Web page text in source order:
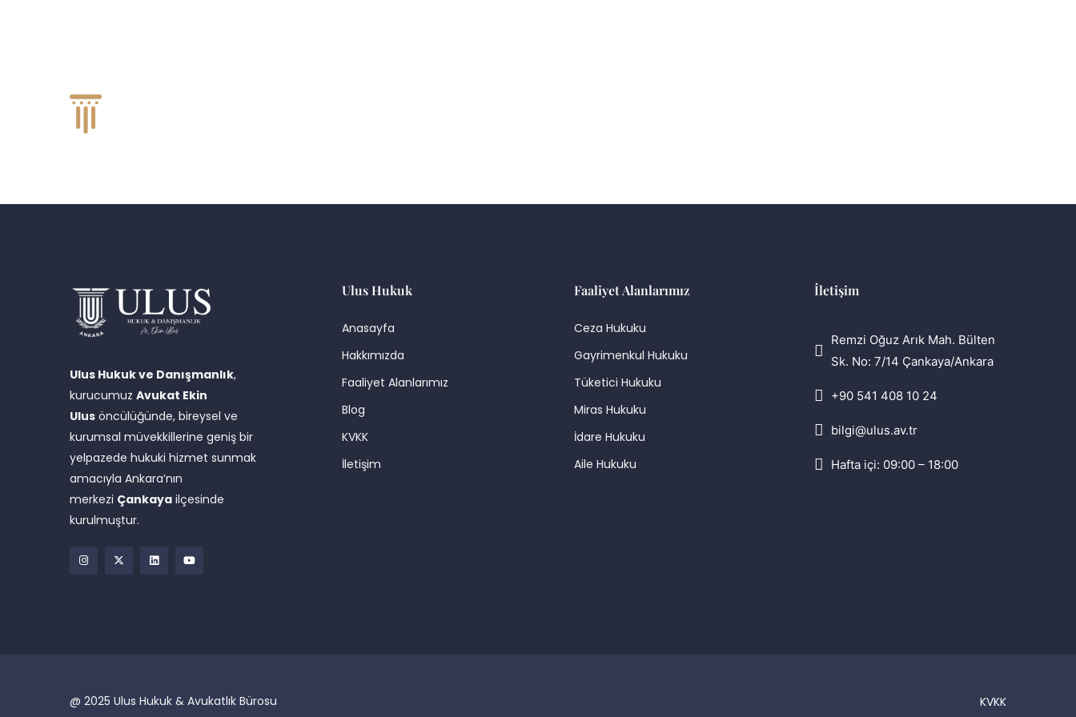
Ulus Hukuk ve Danışmanlık,
kurucumuz Avukat Ekin
Ulus öncülüğünde, bireysel ve
kurumsal müvekkillerine geniş bir
yelpazede hukuki hizmet sunmak
amacıyla Ankara’nın
merkezi Çankaya ilçesinde
kurulmuştur.
Ulus Hukuk
Anasayfa
Hakkımızda
Faaliyet Alanlarımız
Blog
KVKK
İletişim
Faaliyet Alanlarımız
Ceza Hukuku
Gayrimenkul Hukuku
Tüketici Hukuku
Miras Hukuku
İdare Hukuku
Aile Hukuku
İletişim
Remzi Oğuz Arık Mah. Bülten
Sk. No: 7/14 Çankaya/Ankara
+90 541 408 10 24
bilgi@ulus.av.tr
Hafta içi: 09:00 – 18:00
@ 2025 Ulus Hukuk & Avukatlık Bürosu KVKK